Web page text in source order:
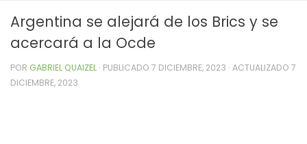
Argentina se alejará de los Brics y se
acercará a la Ocde
POR GABRIEL QUAIZEL · PUBLICADO 7 DICIEMBRE, 2023 · ACTUALIZADO 7
DICIEMBRE, 2023